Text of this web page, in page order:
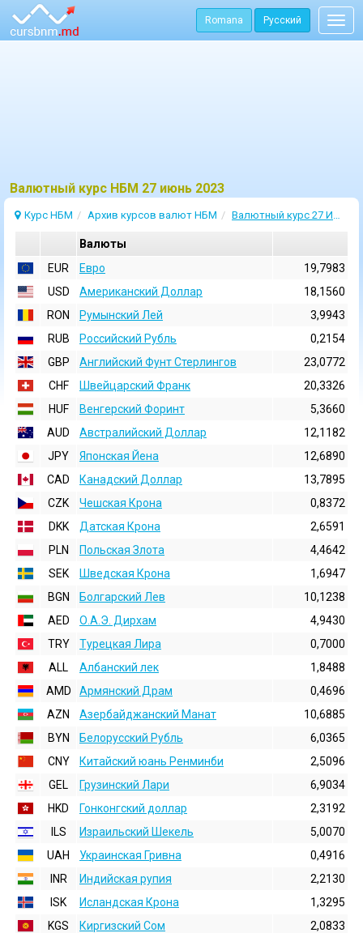
Romana Русский
Bалютный курс НБМ 27 июнь 2023
Курс НБМ Архив курсов валют НБМ Валютный курс 27 Июнь 2023
Валюты
EUR
Евро
19,7983
USD
Aмериканский Доллар
18,1560
RON
Румынский Лей
3,9943
RUB
Российский Рубль
0,2154
GBP
Английский Фунт Стерлингов
23,0772
CHF
Швейцарский Франк
20,3326
HUF
Венгерский Форинт
5,3660
AUD
Австралийский Доллар
12,1182
JPY
Японская Йена
12,6890
CAD
Канадский Доллар
13,7895
CZK
Чешская Крона
0,8372
DKK
Датская Крона
2,6591
PLN
Польская Злота
4,4642
SEK
Шведская Крона
1,6947
BGN
Болгарский Лев
10,1238
AED
О.А.Э. Дирхам
4,9430
TRY
Турецкая Лира
0,7000
ALL
Албанский лек
1,8488
AMD
Армянский Драм
0,4696
AZN
Азербайджанский Манат
10,6885
BYN
Белорусский Рубль
6,0365
CNY
Китайский юань Ренминби
2,5096
GEL
Грузинский Лари
6,9034
HKD
Гонконгский доллаp
2,3192
ILS
Израильский Шекель
5,0070
UAH
Украинская Гривна
0,4916
INR
Индийская pупия
2,2130
ISK
Исландская Крона
1,3295
KGS
Киргизский Сом
2,0833